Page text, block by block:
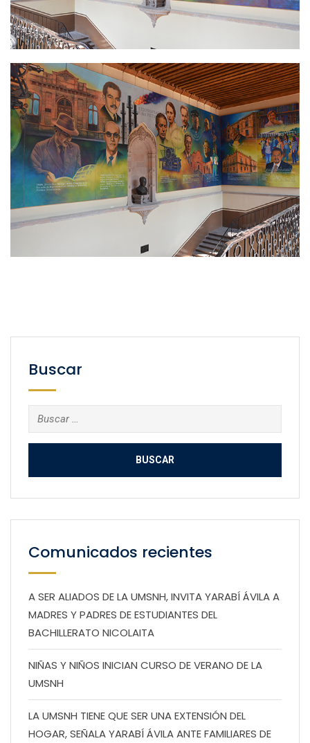
Buscar
Buscar:
Comunicados recientes
A SER ALIADOS DE LA UMSNH, INVITA YARABÍ ÁVILA A
MADRES Y PADRES DE ESTUDIANTES DEL
BACHILLERATO NICOLAITA
NIÑAS Y NIÑOS INICIAN CURSO DE VERANO DE LA
UMSNH
LA UMSNH TIENE QUE SER UNA EXTENSIÓN DEL
HOGAR, SEÑALA YARABÍ ÁVILA ANTE FAMILIARES DE